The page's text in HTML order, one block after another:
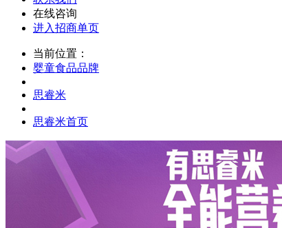
在线咨询
进入招商单页
当前位置：
婴童食品品牌
思睿米
思睿米首页